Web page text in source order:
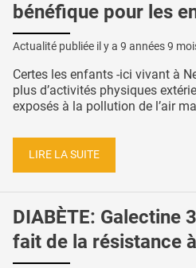
bénéfique pour les
Actualité publiée il y a 9 années 9
Certes les enfants -ici vivant à
plus d’activités physiques
exposés à la pollution de l’air
LIRE LA SUITE
DIABÈTE: Galectine
fait de la résistance